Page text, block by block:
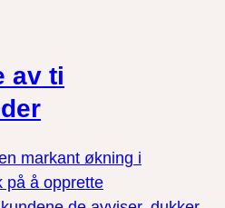
av ti
markant økning i
på å opprette